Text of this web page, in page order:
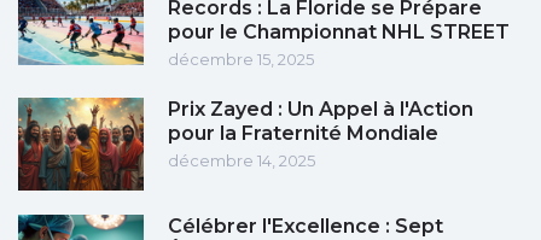
Records : La Floride se Prépare
pour le Championnat NHL STREET
décembre 15, 2025
Prix Zayed : Un Appel à l'Action
pour la Fraternité Mondiale
décembre 14, 2025
Célébrer l'Excellence : Sept